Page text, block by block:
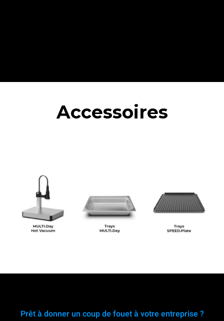
Accessoires
Prêt à donner un coup de fouet à votre entreprise ?